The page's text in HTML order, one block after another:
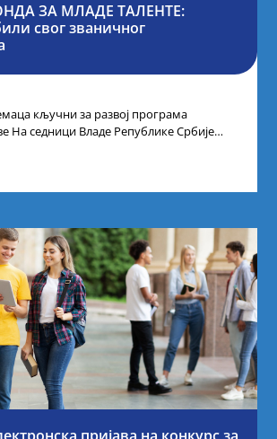
ЗА МЛАДЕ ТАЛЕНТЕ:
свог званичног
кључни за развој програма
На седници Владе Републике Србије